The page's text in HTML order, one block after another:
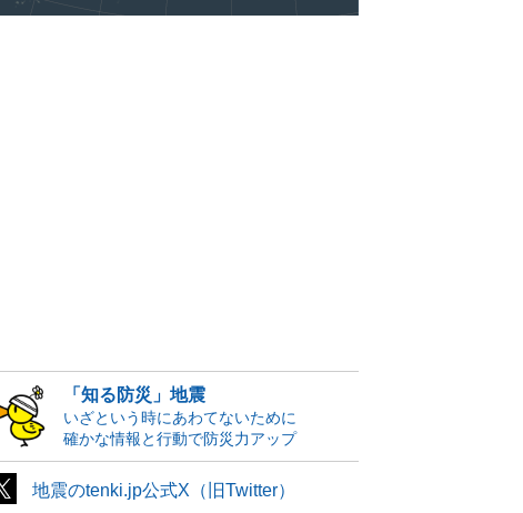
「知る防災」地震
いざという時にあわてないために
確かな情報と行動で防災力アップ
地震のtenki.jp公式X（旧Twitter）